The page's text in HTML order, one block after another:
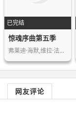
已完结
惊魂序曲第五季
弗莱迪·海默,维拉·法米加,内斯特·卡…
网友评论